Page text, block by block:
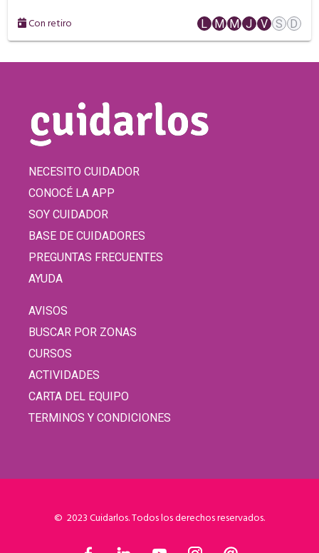
Con retiro L M M J V S D
NECESITO CUIDADOR
CONOCÉ LA APP
SOY CUIDADOR
BASE DE CUIDADORES
PREGUNTAS FRECUENTES
AYUDA
AVISOS
BUSCAR POR ZONAS
CURSOS
ACTIVIDADES
CARTA DEL EQUIPO
TERMINOS Y CONDICIONES
© 2023 Cuidarlos. Todos los derechos reservados.